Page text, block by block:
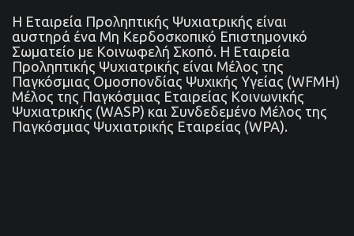
Η Εταιρεία Προληπτικής Ψυχιατρικής είναι
αυστηρά ένα Μη Κερδοσκοπικό Επιστημονικό
Σωματείο με Κοινωφελή Σκοπό. Η Εταιρεία
Προληπτικής Ψυχιατρικής είναι Μέλος της
Παγκόσμιας Ομοσπονδίας Ψυχικής Υγείας (WFMH)
Μέλος της Παγκόσμιας Εταιρείας Κοινωνικής
Ψυχιατρικής (WASP) και Συνδεδεμένο Μέλος της
Παγκόσμιας Ψυχιατρικής Εταιρείας (WPA).